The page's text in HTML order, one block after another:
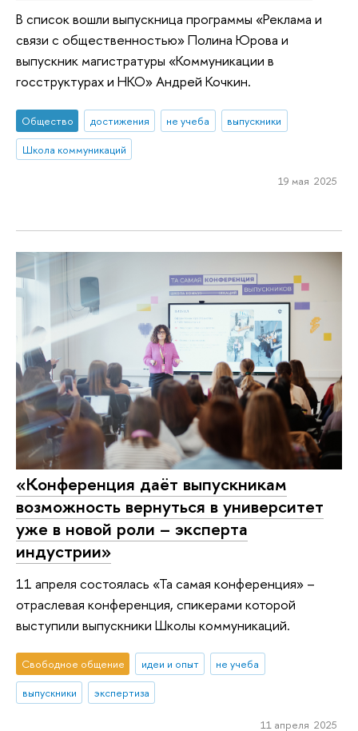
В список вошли выпускница программы «Реклама и
связи с общественностью» Полина Юрова и
выпускник магистратуры «Коммуникации в
госструктурах и НКО» Андрей Кочкин.
Общество достижения не учеба
выпускники
Школа коммуникаций
19 мая 2025
«Конференция даёт выпускникам
возможность вернуться в университет
уже в новой роли – эксперта
индустрии»
11 апреля состоялась «Та самая конференция» –
отраслевая конференция, спикерами которой
выступили выпускники Школы коммуникаций.
Свободное общение идеи и опыт
не учеба
выпускники
экспертиза
11 апреля 2025